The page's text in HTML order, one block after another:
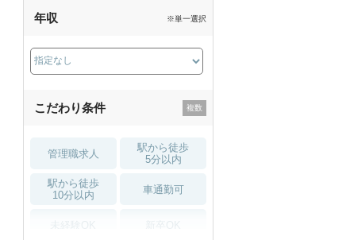
薬局・
年収 ※単一選択
こだわり条件
管理職求人
駅から徒歩
5分以内
駅から徒歩
10分以内
車通勤可